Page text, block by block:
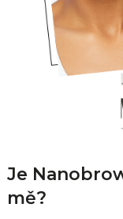
Je
mě?